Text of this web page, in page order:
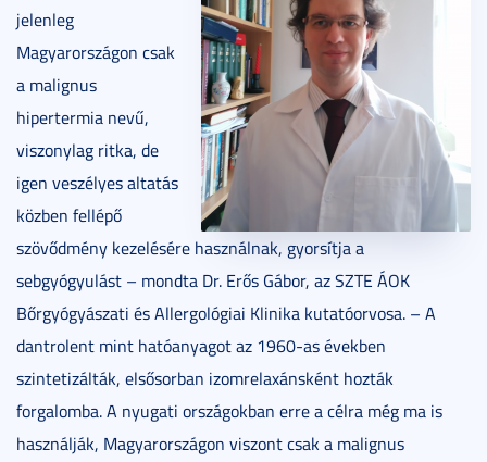
jelenleg
Magyarországon csak
a malignus
hipertermia nevű,
viszonylag ritka, de
igen veszélyes altatás
közben fellépő
szövődmény kezelésére használnak, gyorsítja a
sebgyógyulást – mondta Dr. Erős Gábor, az SZTE ÁOK
Bőrgyógyászati és Allergológiai Klinika kutatóorvosa. – A
dantrolent mint hatóanyagot az 1960-as években
szintetizálták, elsősorban izomrelaxánsként hozták
forgalomba. A nyugati országokban erre a célra még ma is
használják, Magyarországon viszont csak a malignus